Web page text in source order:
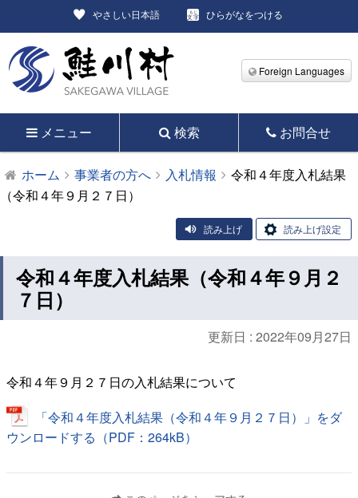
やさしい日本語 ひらがなをつける
Foreign Languages
メニュー 検索 お問合せ
ホーム 事業者の方へ 入札情報
令和４年度入札結果
（令和４年９月２７日）
読み上げ 読み上げ設定
令和４年度入札結果（令和４年９月２
７日）
更新日 : 2022年09月27日
令和４年９月２７日の入札結果について
「令和４年度入札結果（令和４年９月２７日）」をダ
ウンロードする（PDF：264kB）